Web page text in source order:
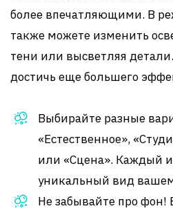
более впечатляющими. В
также можете изменить
тени или высветляя
достичь еще большего
Выбирайте разные
«Естественное»,
или «Сцена». Каждый
уникальный вид
Не забывайте про